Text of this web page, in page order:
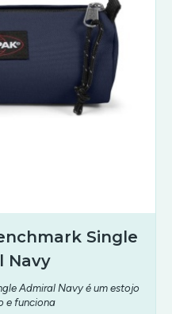
Single
Navy
Admiral Navy é um estojo
e funciona